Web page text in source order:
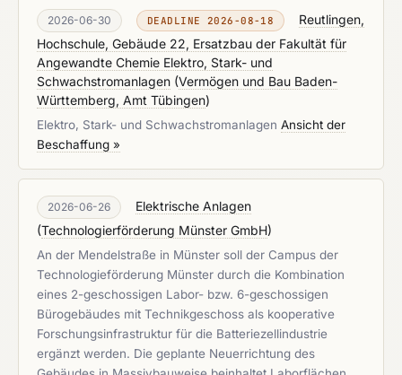
2026-06-30 DEADLINE 2026-08-18
Reutlingen,
Hochschule, Gebäude 22, Ersatzbau der Fakultät für
Angewandte Chemie Elektro, Stark- und
Schwachstromanlagen (Vermögen und Bau Baden-
Württemberg, Amt Tübingen)
Elektro, Stark- und Schwachstromanlagen Ansicht der
Beschaffung »
2026-06-26
Elektrische Anlagen
(Technologierförderung Münster GmbH)
An der Mendelstraße in Münster soll der Campus der
Technologieförderung Münster durch die Kombination
eines 2-geschossigen Labor- bzw. 6-geschossigen
Bürogebäudes mit Technikgeschoss als kooperative
Forschungsinfrastruktur für die Batteriezellindustrie
ergänzt werden. Die geplante Neuerrichtung des